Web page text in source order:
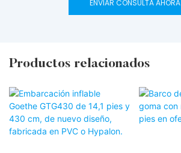
ENVIAR CONSULTA AHORA
Productos relacionados